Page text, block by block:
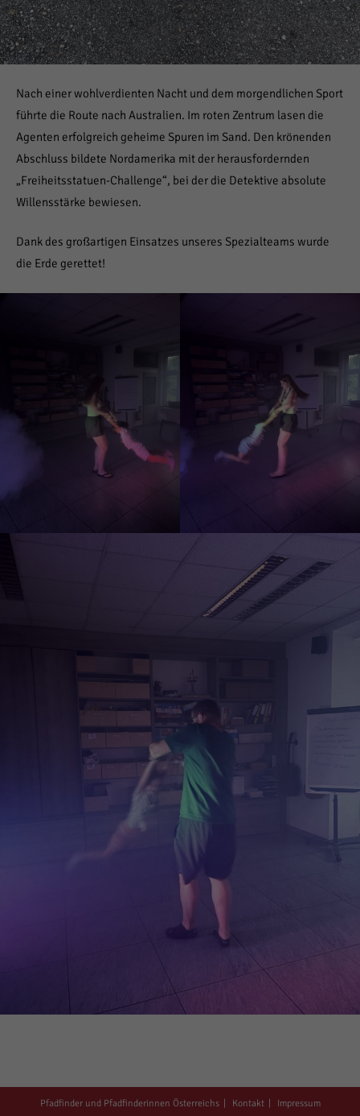
Nach einer wohlverdienten Nacht und dem morgendlichen Sport
führte die Route nach Australien. Im roten Zentrum lasen die
Agenten erfolgreich geheime Spuren im Sand. Den krönenden
Abschluss bildete Nordamerika mit der herausfordernden
„Freiheitsstatuen-Challenge“, bei der die Detektive absolute
Willensstärke bewiesen.
Dank des großartigen Einsatzes unseres Spezialteams wurde
die Erde gerettet!
Pfadfinder und Pfadfinderinnen Österreichs Kontakt Impressum